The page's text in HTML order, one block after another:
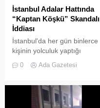
Koordinasyon Merkezi)
kararları doğrultusunda
ticari amaçlı elektrikli bisiklet
ve scooter kiralama
faaliyetleri yasaklanmış
durumda....
İstanbul Adalar Hattında
“Kaptan Köşkü” Skandalı
İddiası
İstanbul'da her gün binlerce
kişinin yolculuk yaptığı
görüntüler "bu kadarına da
0 Ada Gazetesi